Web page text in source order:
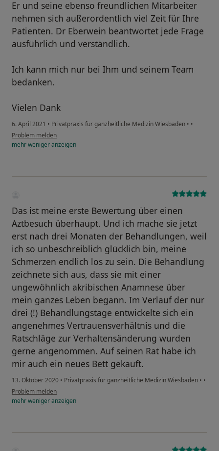
Er und seine ebenso freundlichen Mitarbeiter
nehmen sich außerordentlich viel Zeit für Ihre
Patienten. Dr Eberwein beantwortet jede Frage
ausführlich und verständlich.
Ich kann mich nur bei Ihm und seinem Team
bedanken.
Vielen Dank
6. April 2021 • Privatpraxis für ganzheitliche Medizin Wiesbaden • •
Problem melden
mehrwenigeranzeigen
Das ist meine erste Bewertung über einen
Aztbesuch überhaupt. Und ich mache sie jetzt
erst nach drei Monaten der Behandlungen, weil
ich so unbeschreiblich glücklich bin, meine
Schmerzen endlich los zu sein. Die Behandlung
zeichnete sich aus, dass sie mit einer
ungewöhnlich akribischen Anamnese über
mein ganzes Leben begann. Im Verlauf der nur
drei (!) Behandlungstage entwickelte sich ein
angenehmes Vertrauensverhältnis und die
Ratschläge zur Verhaltensänderung wurden
gerne angenommen. Auf seinen Rat habe ich
mir auch ein neues Bett gekauft.
13. Oktober 2020 • Privatpraxis für ganzheitliche Medizin Wiesbaden • •
Problem melden
mehrwenigeranzeigen